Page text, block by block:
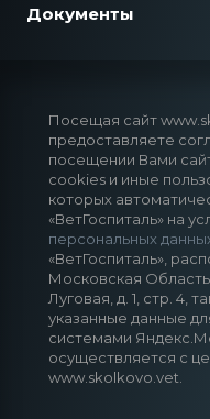
Документы
Посещая сайт
предоставляете
посещении Вами
cookies и иные
которых
«ВетГоспиталь» на
персональных
«ВетГоспиталь»,
Московская
Луговая, д. 1, стр. 4,
указанные данные
системами
осуществляется с
www.skolkovo.vet.